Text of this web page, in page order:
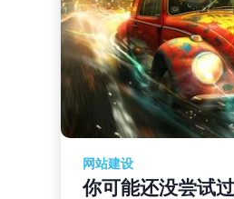
网站建设
你可能还没尝试